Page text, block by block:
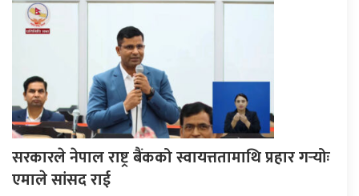
सरकारले नेपाल राष्ट्र बैंकको स्वायत्ततामाथि प्रहार गर्‍योः
एमाले सांसद राई